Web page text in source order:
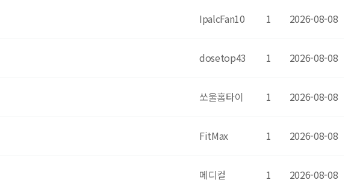
IpalcFan10 1 2026-08-08
dosetop43 1 2026-08-08
쏘울홈타이 1 2026-08-08
FitMax 1 2026-08-08
메디컬 1 2026-08-08